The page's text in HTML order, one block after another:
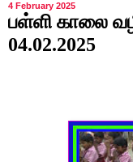
4 February 2025
பள்ளி காலை
04.02.2025